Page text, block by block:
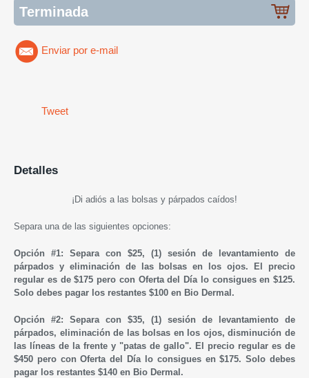
Terminada
Enviar por e-mail
Tweet
Detalles
¡Di adiós a las bolsas y párpados caídos!
Separa una de las siguientes opciones:
Opción #1: Separa con $25, (1) sesión de levantamiento de
párpados y eliminación de las bolsas en los ojos. El precio
regular es de $175 pero con Oferta del Día lo consigues en $125.
Solo debes pagar los restantes $100 en Bio Dermal.
Opción #2: Separa con $35, (1) sesión de levantamiento de
párpados, eliminación de las bolsas en los ojos,disminución de
las líneas de la frente y "patas de gallo". El precio regular es de
$450 pero con Oferta del Día lo consigues en$175. Solo debes
pagar los restantes $140 en Bio Dermal.